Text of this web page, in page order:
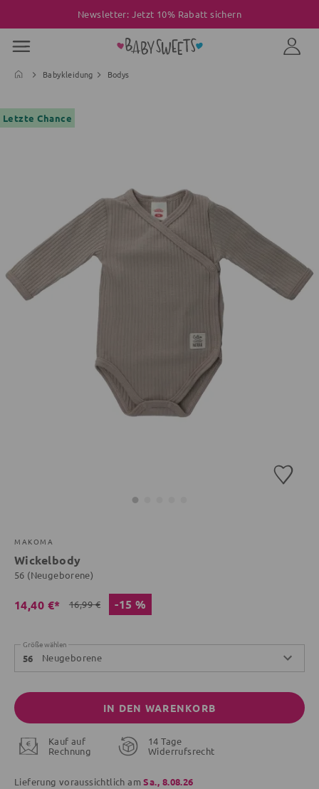
Newsletter: Jetzt 10% Rabatt sichern
Babykleidung Bodys
Letzte Chance
MAKOMA
Wickelbody
56 (Neugeborene)
14,40 €* 16,99 € -15 %
Größe wählen
56 Neugeborene
IN DEN WARENKORB
Kauf auf
Rechnung
14 Tage
Widerrufsrecht
Lieferung voraussichtlich amSa., 8.08.26